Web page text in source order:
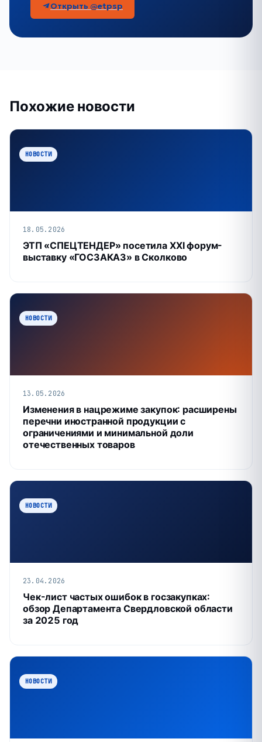
Открыть @etpsp
Похожие новости
НОВОСТИ
18.05.2026
ЭТП «СПЕЦТЕНДЕР» посетила XXI форум-
выставку «ГОСЗАКАЗ» в Сколково
НОВОСТИ
13.05.2026
Изменения в нацрежиме закупок: расширены
перечни иностранной продукции с
ограничениями и минимальной доли
отечественных товаров
НОВОСТИ
23.04.2026
Чек-лист частых ошибок в госзакупках:
обзор Департамента Свердловской области
за 2025 год
НОВОСТИ